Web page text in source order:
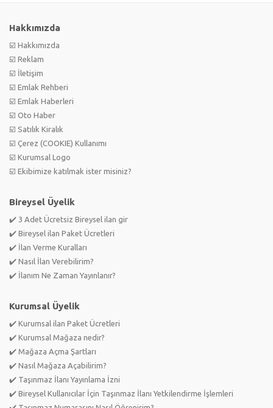
Hakkımızda
☑️ Hakkımızda
☑️ Reklam
☑️ İletişim
☑️ Emlak Rehberi
☑️ Emlak Haberleri
☑️ Oto Haber
☑️ Satılık Kiralık
☑️ Çerez (COOKIE) Kullanımı
☑️ Kurumsal Logo
☑️ Ekibimize katılmak ister misiniz?
Bireysel Üyelik
✔️ 3 Adet Ücretsiz Bireysel ilan gir
✔️ Bireysel ilan Paket Ücretleri
✔️ İlan Verme Kuralları
✔️ Nasıl İlan Verebilirim?
✔️ İlanım Ne Zaman Yayınlanır?
Kurumsal Üyelik
✔️ Kurumsal ilan Paket Ücretleri
✔️ Kurumsal Mağaza nedir?
✔️ Mağaza Açma Şartları
✔️ Nasıl Mağaza Açabilirim?
✔️ Taşınmaz İlanı Yayınlama İzni
✔️ Bireysel Kullanıcılar İçin Taşınmaz İlanı Yetkilendirme İşlemleri